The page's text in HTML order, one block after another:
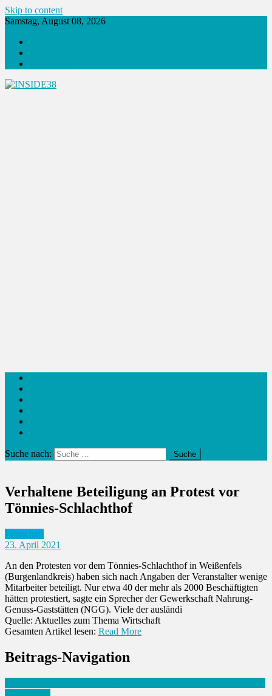
Skip to content
Samstag, August 08, 2026
Suche nach:
Verhaltene Beteiligung an Protest vor
Tönnies-Schlachthof
Wirtschaft
23. April 2021
An den Protesten vor dem Tönnies-Schlachthof in Weißenfels
(Burgenlandkreis) haben sich nach Angaben der Veranstalter wenige
Mitarbeiter beteiligt. Nur etwa 40 der mehr als 2000 Beschäftigten
hätten protestiert, sagte ein Sprecher der Gewerkschaft Nahrung-
Genuss-Gaststätten (NGG). Viele der ausländi
Quelle: Aktuelles zum Thema Wirtschaft
Gesamten Artikel lesen: Read More
Beitrags-Navigation